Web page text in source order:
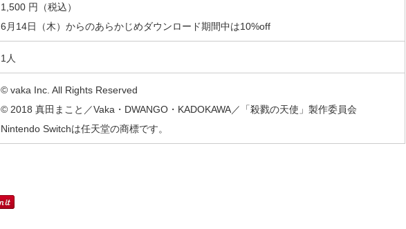
1,500 円（税込）
6月14日（木）からのあらかじめダウンロード期間中は10%off
1人
© vaka Inc. All Rights Reserved
© 2018 真田まこと／Vaka・DWANGO・KADOKAWA／「殺戮の天使」製作委員会
Nintendo Switchは任天堂の商標です。